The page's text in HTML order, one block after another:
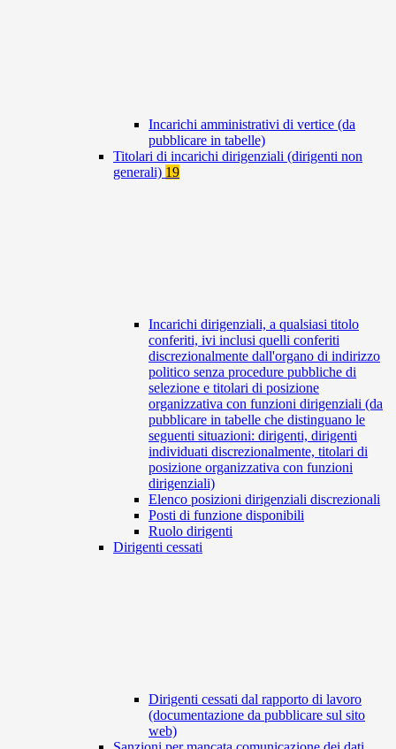
Incarichi amministrativi di vertice (da
pubblicare in tabelle)
Titolari di incarichi dirigenziali (dirigenti non
generali) 19
Incarichi dirigenziali, a qualsiasi titolo
conferiti, ivi inclusi quelli conferiti
discrezionalmente dall'organo di indirizzo
politico senza procedure pubbliche di
selezione e titolari di posizione
organizzativa con funzioni dirigenziali (da
pubblicare in tabelle che distinguano le
seguenti situazioni: dirigenti, dirigenti
individuati discrezionalmente, titolari di
posizione organizzativa con funzioni
dirigenziali)
Elenco posizioni dirigenziali discrezionali
Posti di funzione disponibili
Ruolo dirigenti
Dirigenti cessati
Dirigenti cessati dal rapporto di lavoro
(documentazione da pubblicare sul sito
web)